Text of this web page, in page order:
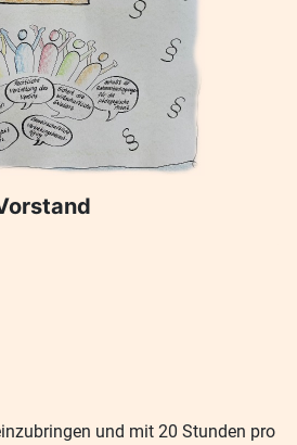
und mit 20 Stunden pro